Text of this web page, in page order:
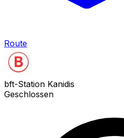
Route
bft-Station Kanidis
Geschlossen